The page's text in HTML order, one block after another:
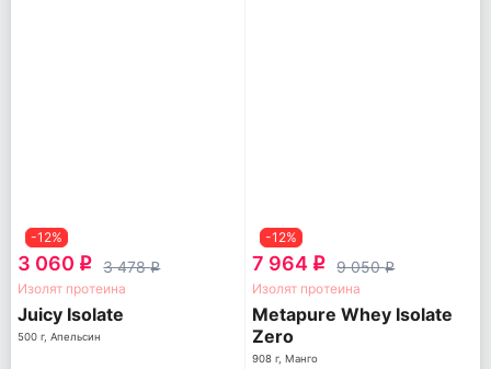
-12%
3 060 q 3 478q
Изолят протеина
Juicy Isolate
500 г, Апельсин
-12%
7 964 q 9 050q
Изолят протеина
Metapure Whey Isolate
Zero
908 г, Манго